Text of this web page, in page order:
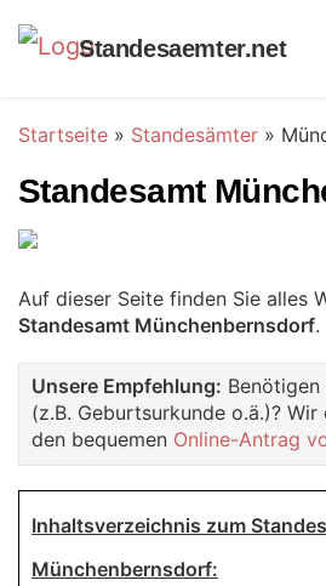
Standesaemter.net
Startseite » Standesämter »
Standesamt
Auf dieser Seite finden Sie alles
Standesamt Münchenbernsdorf.
Unsere Empfehlung:
(z.B. Geburtsurkunde o.ä.)? Wir
den bequemen Online-Antrag
Inhaltsverzeichnis zum
Münchenbernsdorf: